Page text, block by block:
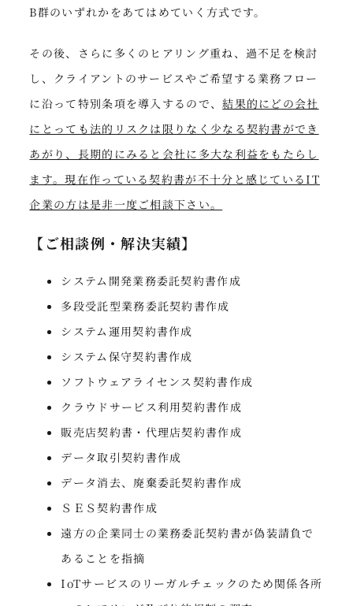
B群のいずれかをあてはめていく方式です。
その後、さらに多くのヒアリング重ね、過不足を検討
し、クライアントのサービスやご希望する業務フロー
に沿って特別条項を導入するので、結果的にどの会社
にとっても法的リスクは限りなく少なる契約書ができ
あがり、長期的にみると会社に多大な利益をもたらし
ます。現在作っている契約書が不十分と感じているIT
企業の方は是非一度ご相談下さい。
【ご相談例・解決実績】
システム開発業務委託契約書作成
多段受託型業務委託契約書作成
システム運用契約書作成
システム保守契約書作成
ソフトウェアライセンス契約書作成
クラウドサービス利用契約書作成
販売店契約書・代理店契約書作成
データ取引契約書作成
データ消去、廃棄委託契約書作成
ＳＥＳ契約書作成
遠方の企業同士の業務委託契約書が偽装請負で
あることを指摘
IoTサービスのリーガルチェックのため関係各所